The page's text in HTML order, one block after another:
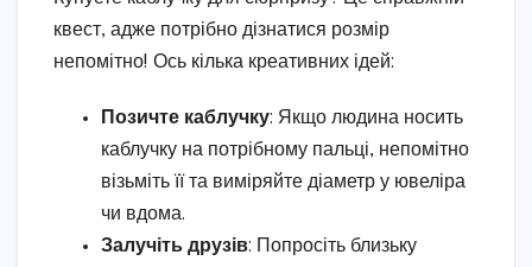
квест, адже потрібно дізнатися розмір
непомітно! Ось кілька креативних ідей:
Позичте каблучку: Якщо людина носить
каблучку на потрібному пальці, непомітно
візьміть її та виміряйте діаметр у ювеліра
чи вдома.
Залучіть друзів: Попросіть близьку